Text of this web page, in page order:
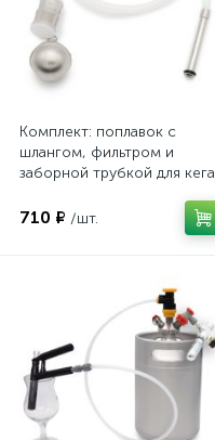
Комплект: поплавок с
шлангом, фильтром и
заборной трубкой для кега
710 ₽ /шт.